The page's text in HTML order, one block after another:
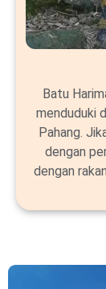
Batu
menduduki
Pahang.
dengan
dengan